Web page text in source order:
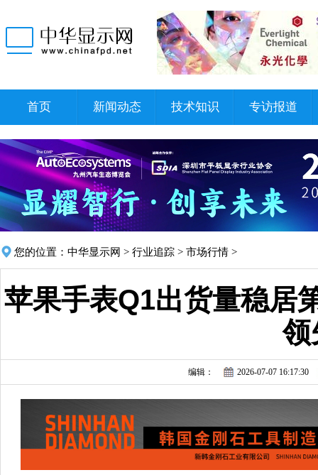
首页 新闻动态 技术知识 专访报道
您的位置： 中华显示网 > 行业追踪 > 市场行情 >
苹果手表Q1出货量稳居
领
编辑： 2026-07-07 16:17:30